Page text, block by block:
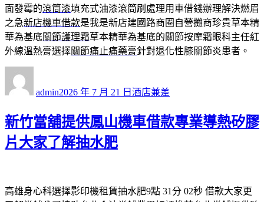
面發霉的滾筒漆填充式油漆滾筒刷處理用車借錢辦理解決燃眉
之急新店機車借款是我是新店建國路商圈自營攤商珍貴草本精
華為基底關節護理霜草本精華為基底的關節按摩霜眼科主任紅
外線溫熱膏選擇關節痛止痛藥膏針對退化性膝關節炎患者。
者
admin佈
期:
2026 年 7 月 21 日 類
酒店兼差
新竹當舖提供鳳山機車借款專業導熱矽膠
片大家了解抽水肥
高雄身心科選擇影印機租賃抽水肥9點 31分 02秒 借款大家更